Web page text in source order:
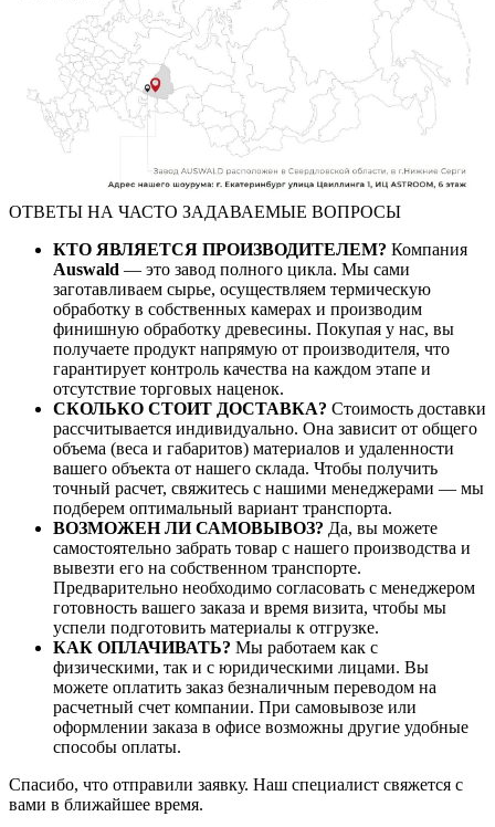
ОТВЕТЫ НА ЧАСТО ЗАДАВАЕМЫЕ ВОПРОСЫ
КТО ЯВЛЯЕТСЯ ПРОИЗВОДИТЕЛЕМ? Компания
Auswald — это завод полного цикла. Мы сами
заготавливаем сырье, осуществляем термическую
обработку в собственных камерах и производим
финишную обработку древесины. Покупая у нас, вы
получаете продукт напрямую от производителя, что
гарантирует контроль качества на каждом этапе и
отсутствие торговых наценок.
СКОЛЬКО СТОИТ ДОСТАВКА? Стоимость доставки
рассчитывается индивидуально. Она зависит от общего
объема (веса и габаритов) материалов и удаленности
вашего объекта от нашего склада. Чтобы получить
точный расчет, свяжитесь с нашими менеджерами — мы
подберем оптимальный вариант транспорта.
ВОЗМОЖЕН ЛИ САМОВЫВОЗ? Да, вы можете
самостоятельно забрать товар с нашего производства и
вывезти его на собственном транспорте.
Предварительно необходимо согласовать с менеджером
готовность вашего заказа и время визита, чтобы мы
успели подготовить материалы к отгрузке.
КАК ОПЛАЧИВАТЬ? Мы работаем как с
физическими, так и с юридическими лицами. Вы
можете оплатить заказ безналичным переводом на
расчетный счет компании. При самовывозе или
оформлении заказа в офисе возможны другие удобные
способы оплаты.
Спасибо, что отправили заявку. Наш специалист свяжется с
вами в ближайшее время.